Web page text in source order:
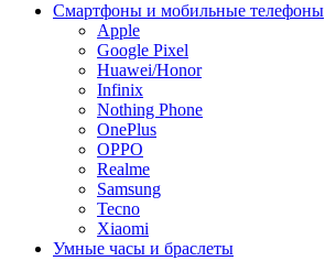
Смартфоны и мобильные телефоны
Apple
Google Pixel
Huawei/Honor
Infinix
Nothing Phone
OnePlus
OPPO
Realme
Samsung
Tecno
Xiaomi
Умные часы и браслеты